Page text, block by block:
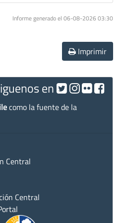
Informe generado el 06-08-2026 03:30
Imprimir
en
como la fuente de la
Central
Central